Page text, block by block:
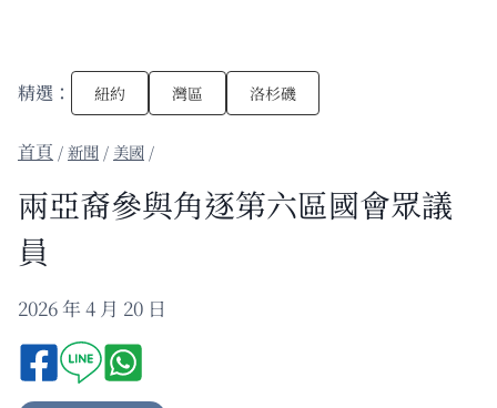
精選： 紐約 灣區 洛杉磯
/新聞 / 美國 /
兩亞裔參與角逐第六區國會眾議
員
2026 年 4 月 20 日